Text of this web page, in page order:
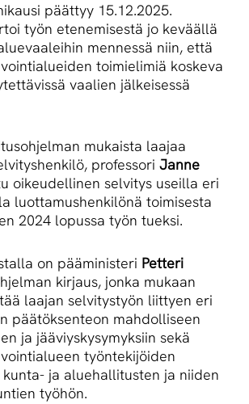
päättyy 15.12.2025.
työn etenemisestä jo keväällä
mennessä niin, että
toimielimiä koskeva
vaalien jälkeisessä
mukaista laajaa
professori Janne
oikeudellinen selvitys useilla eri
luottamushenkilönä toimisesta
2024 lopussa työn tueksi.
on pääministeri Petteri
kirjaus, jonka mukaan
laajan selvitystyön liittyen eri
päätöksenteon mahdolliseen
ja jääviyskysymyksiin sekä
työntekijöiden
ja aluehallitusten ja niiden
työhön.